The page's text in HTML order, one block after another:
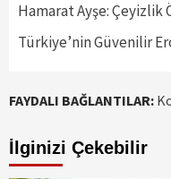
Hamarat Ayşe: Çeyizlik
Türkiye’nin Güvenilir
FAYDALI BAĞLANTILAR:
İlginizi Çekebilir